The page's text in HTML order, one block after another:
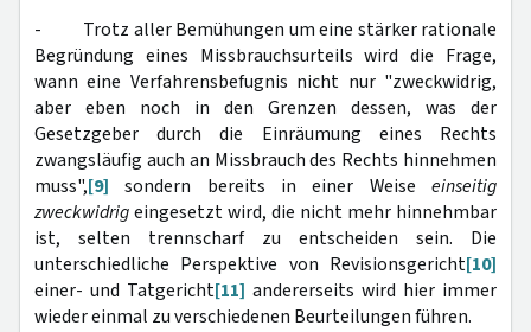
- Trotz aller Bemühungen um eine stärker rationale
Begründung eines Missbrauchsurteils wird die Frage,
wann eine Verfahrensbefugnis nicht nur "zweckwidrig,
aber eben noch in den Grenzen dessen, was der
Gesetzgeber durch die Einräumung eines Rechts
zwangsläufig auch an Missbrauch des Rechts hinnehmen
muss",[9] sondern bereits in einer Weise einseitig
zweckwidrigeingesetzt wird, die nicht mehr hinnehmbar
ist, selten trennscharf zu entscheiden sein. Die
unterschiedliche Perspektive von Revisionsgericht[10]
einer- und Tatgericht[11] andererseits wird hier immer
wieder einmal zu verschiedenen Beurteilungen führen.